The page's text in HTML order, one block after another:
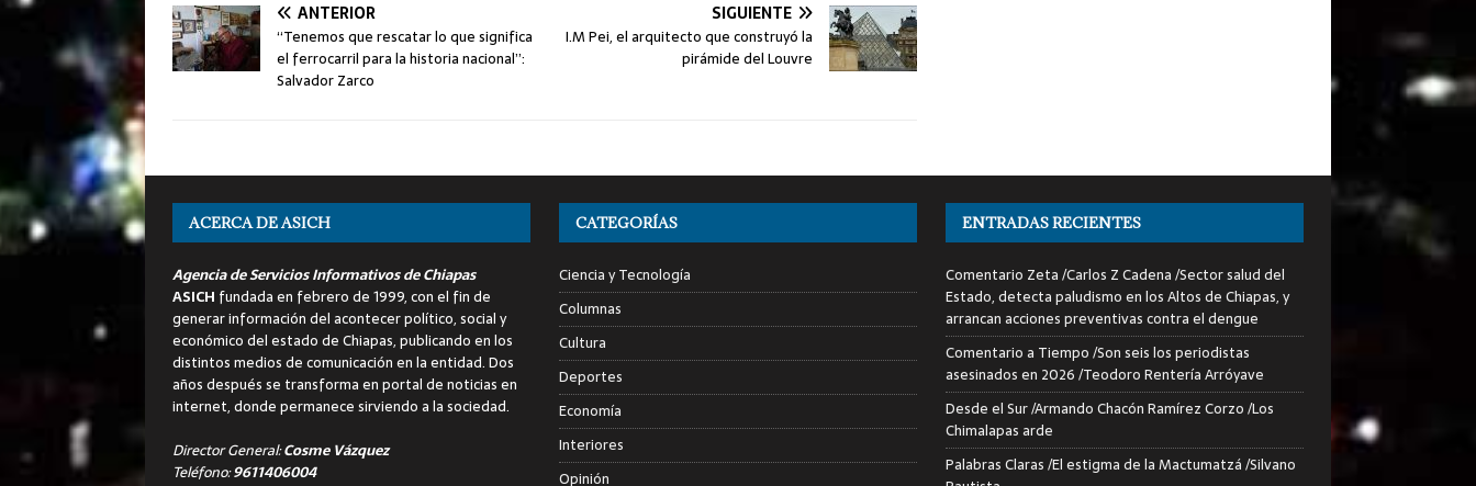
ANTERIOR
“Tenemos que rescatar lo que significa
el ferrocarril para la historia nacional”:
Salvador Zarco
SIGUIENTE
I.M Pei, el arquitecto que construyó la
pirámide del Louvre
ACERCA DE ASICH
Agencia de Servicios Informativos de Chiapas
ASICH fundada en febrero de 1999, con el fin de
generar información del acontecer político, social y
económico del estado de Chiapas, publicando en los
distintos medios de comunicación en la entidad. Dos
años después se transforma en portal de noticias en
internet, donde permanece sirviendo a la sociedad.
Director General:Cosme Vázquez
Teléfono:9611406004
CATEGORÍAS
Ciencia y Tecnología
Columnas
Cultura
Deportes
Economía
Interiores
Opinión
ENTRADAS RECIENTES
Comentario Zeta /Carlos Z Cadena /Sector salud del
Estado, detecta paludismo en los Altos de Chiapas, y
arrancan acciones preventivas contra el dengue
Comentario a Tiempo /Son seis los periodistas
asesinados en 2026 /Teodoro Rentería Arróyave
Desde el Sur /Armando Chacón Ramírez Corzo /Los
Chimalapas arde
Palabras Claras /El estigma de la Mactumatzá /Silvano